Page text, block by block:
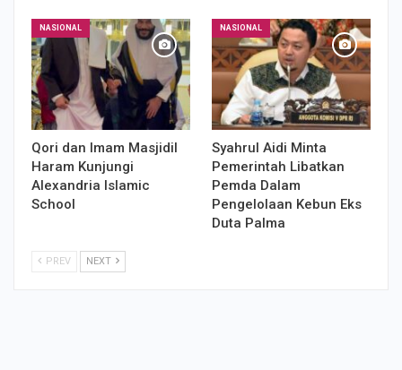
NASIONAL
Qori dan Imam Masjidil
Haram Kunjungi
Alexandria Islamic
School
NASIONAL
Syahrul Aidi Minta
Pemerintah Libatkan
Pemda Dalam
Pengelolaan Kebun Eks
Duta Palma
PREV NEXT